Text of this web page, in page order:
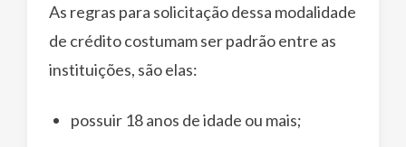
As regras para solicitação dessa modalidade
de crédito costumam ser padrão entre as
instituições, são elas:
possuir 18 anos de idade ou mais;